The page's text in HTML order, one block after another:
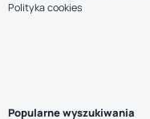
Polityka cookies
Popularne wyszukiwania